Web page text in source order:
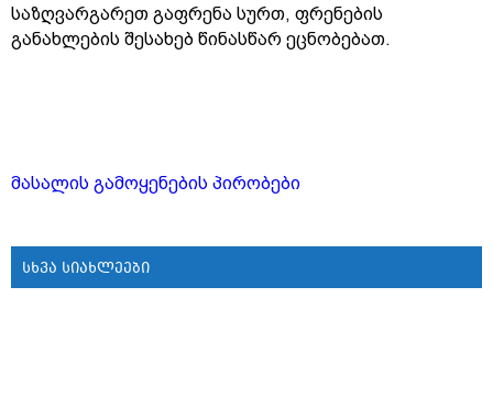
საზღვარგარეთ გაფრენა სურთ, ფრენების
განახლების შესახებ წინასწარ ეცნობებათ.
მასალის გამოყენების პირობები
სხვა სიახლეები